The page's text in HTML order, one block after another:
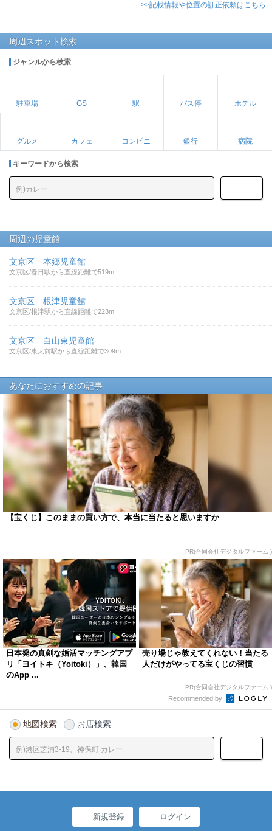
>>記載情報や位置の訂正依頼はこちら
周辺スポット検索
ジャンルから検索
駐車場 GS 駅 バス停 ホテル
グルメ カフェ コンビニ 銀行 病院
キーワードから検索
周辺の児童館
文京区 本郷児童館
文京区/春日駅から直線距離で519m
文京区 根津児童館
文京区/根津駅から直線距離で223m
文京区 白山東児童館
文京区/東大前駅から直線距離で309m
あなたにおすすめの記事
【宝くじ】このままの買い方で、本当に当たると思いますか
PR(合同会社デジタルファーム )
日本発の真剣な婚活マッチングアプ
リ「ヨイトキ（Yoitoki）」、韓国
のApp ...
売り場じゃ教えてくれない！当たる
人だけがやってる宝くじの習慣
PR(合同会社デジタルファーム )
Recommended by
地図検索 お店検索
新規登録 ログイン